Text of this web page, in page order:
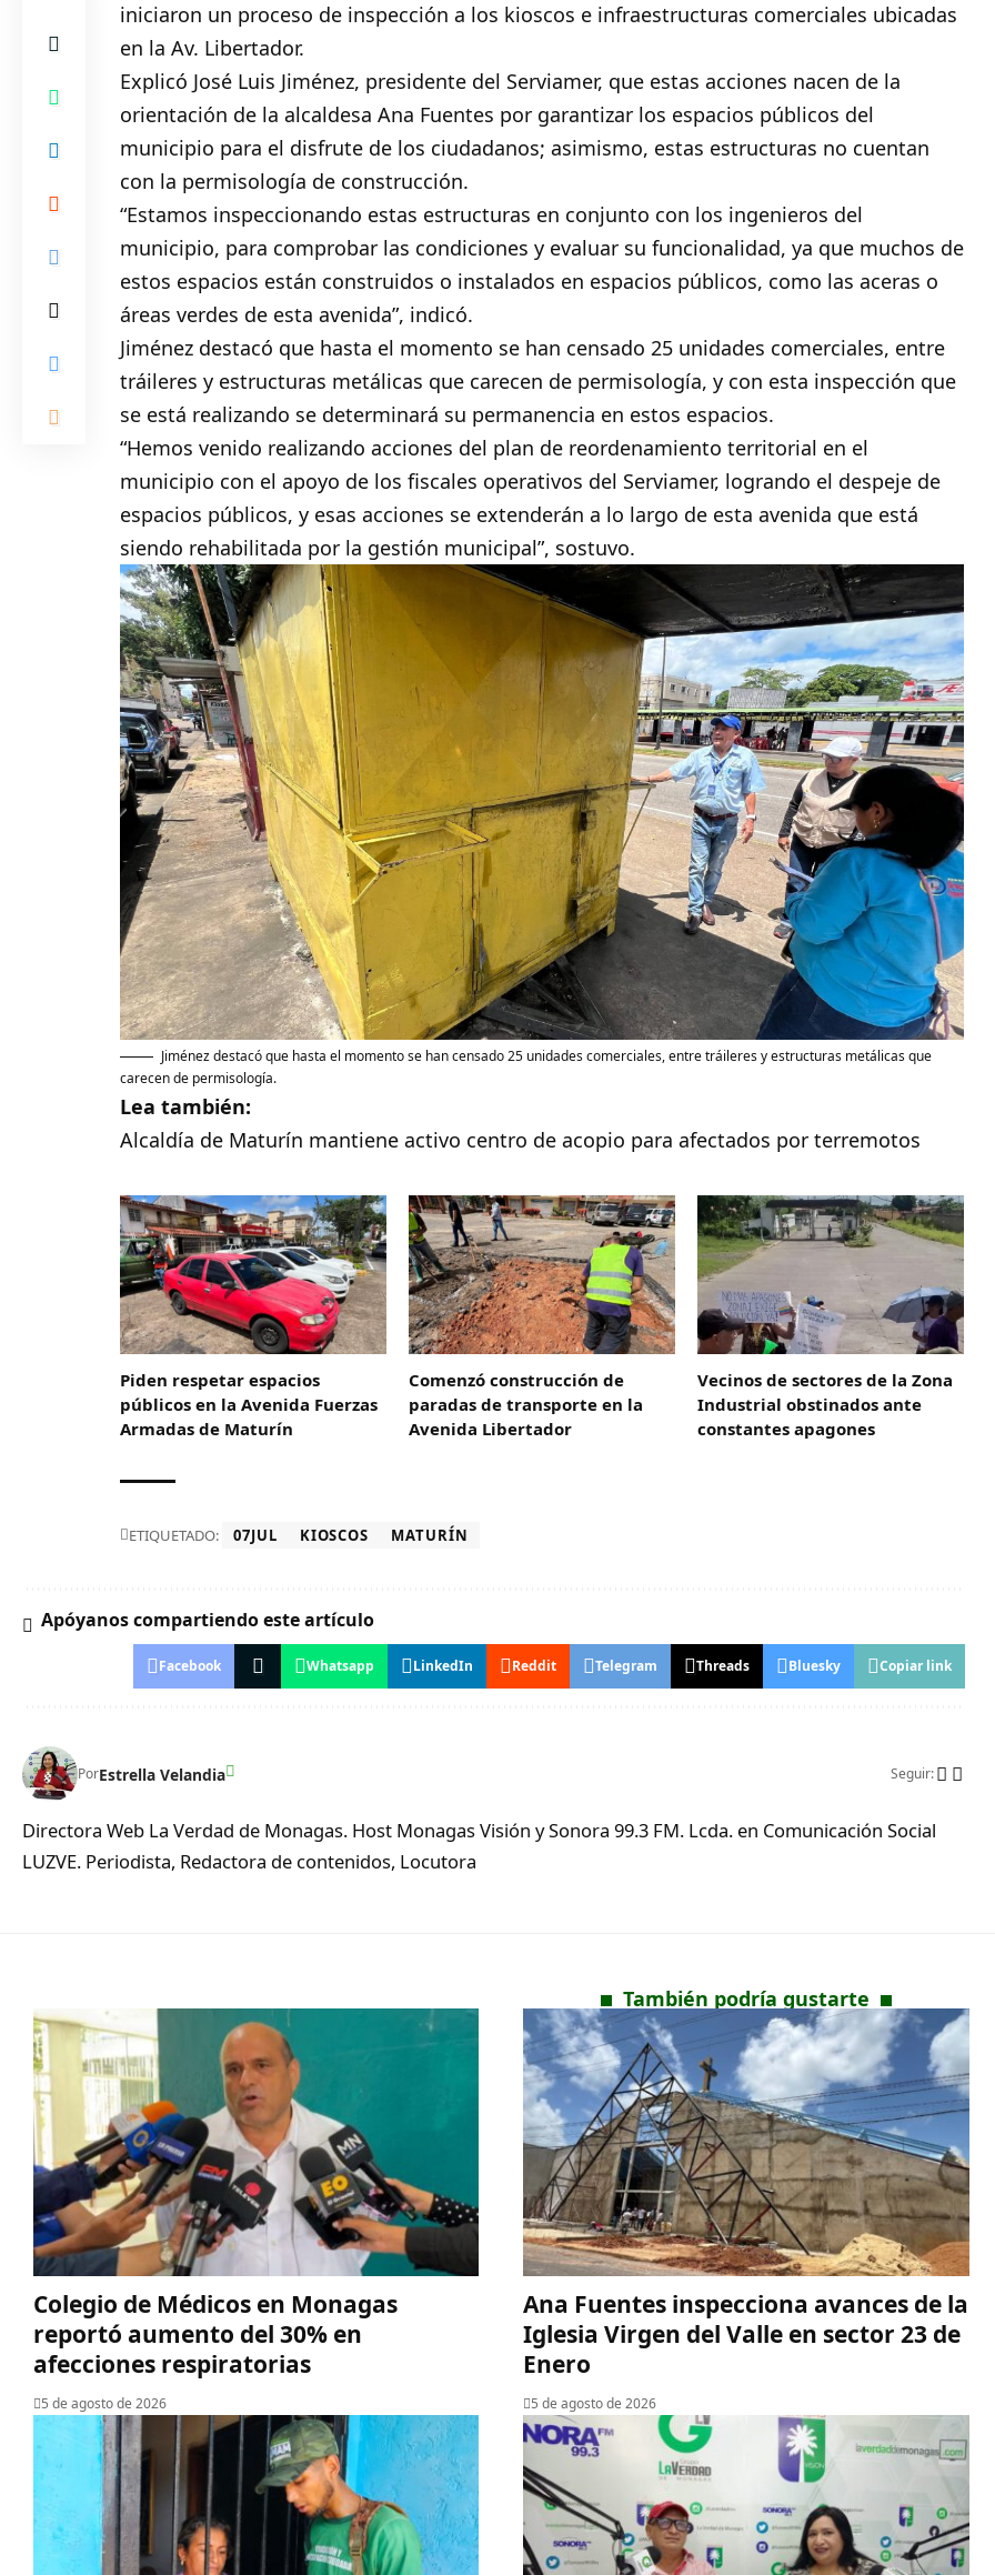
iniciaron un proceso de inspección a los kioscos e infraestructuras comerciales ubicadas
en la Av. Libertador.
Explicó José Luis Jiménez, presidente del Serviamer, que estas acciones nacen de la
orientación de la alcaldesa Ana Fuentes por garantizar los espacios públicos del
municipio para el disfrute de los ciudadanos; asimismo, estas estructuras no cuentan
con la permisología de construcción.
“Estamos inspeccionando estas estructuras en conjunto con los ingenieros del
municipio, para comprobar las condiciones y evaluar su funcionalidad, ya que muchos de
estos espacios están construidos o instalados en espacios públicos, como las aceras o
áreas verdes de esta avenida”, indicó.
Jiménez destacó que hasta el momento se han censado 25 unidades comerciales, entre
tráileres y estructuras metálicas que carecen de permisología, y con esta inspección que
se está realizando se determinará su permanencia en estos espacios.
“Hemos venido realizando acciones del plan de reordenamiento territorial en el
municipio con el apoyo de los fiscales operativos del Serviamer, logrando el despeje de
espacios públicos, y esas acciones se extenderán a lo largo de esta avenida que está
siendo rehabilitada por la gestión municipal”, sostuvo.
Jiménez destacó que hasta el momento se han censado 25 unidades comerciales, entre tráileres y estructuras metálicas que
carecen de permisología.
Lea también:
Alcaldía de Maturín mantiene activo centro de acopio para afectados por terremotos
Piden respetar espacios
públicos en la Avenida Fuerzas
Armadas de Maturín
​Comenzó construcción de
paradas de transporte en la
Avenida Libertador
Vecinos de sectores de la Zona
Industrial obstinados ante
constantes apagones
ETIQUETADO: 07JUL KIOSCOS MATURÍN
Apóyanos compartiendo este artículo
Facebook Whatsapp LinkedIn Reddit Telegram Threads Bluesky Copiar link
PorEstrella Velandia Seguir:
Directora Web La Verdad de Monagas. Host Monagas Visión y Sonora 99.3 FM. Lcda. en Comunicación Social
LUZVE. Periodista, Redactora de contenidos, Locutora
También podría gustarte
Colegio de Médicos en Monagas
reportó aumento del 30% en
afecciones respiratorias
5 de agosto de 2026
Ana Fuentes inspecciona avances de la
Iglesia Virgen del Valle en sector 23 de
Enero
5 de agosto de 2026